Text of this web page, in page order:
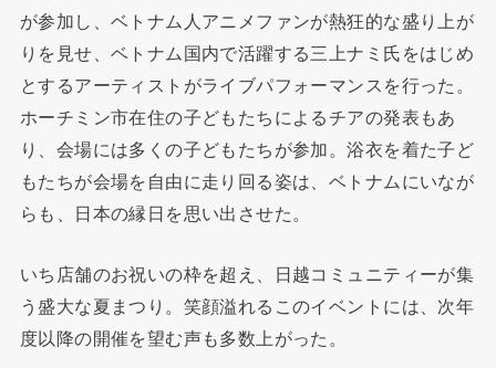
が参加し、ベトナム人アニメファンが熱狂的な盛り上が
りを見せ、ベトナム国内で活躍する三上ナミ氏をはじめ
とするアーティストがライブパフォーマンスを行った。
ホーチミン市在住の子どもたちによるチアの発表もあ
り、会場には多くの子どもたちが参加。浴衣を着た子ど
もたちが会場を自由に走り回る姿は、ベトナムにいなが
らも、日本の縁日を思い出させた。
いち店舗のお祝いの枠を超え、日越コミュニティーが集
う盛大な夏まつり。笑顔溢れるこのイベントには、次年
度以降の開催を望む声も多数上がった。